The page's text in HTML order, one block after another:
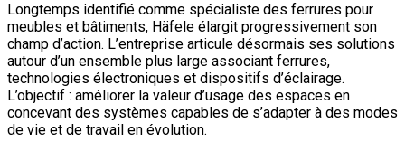
Longtemps identifié comme spécialiste des ferrures pour
meubles et bâtiments, Häfele élargit progressivement son
champ d’action. L’entreprise articule désormais ses solutions
autour d’un ensemble plus large associant ferrures,
technologies électroniques et dispositifs d’éclairage.
L’objectif : améliorer la valeur d’usage des espaces en
concevant des systèmes capables de s’adapter à des modes
de vie et de travail en évolution.